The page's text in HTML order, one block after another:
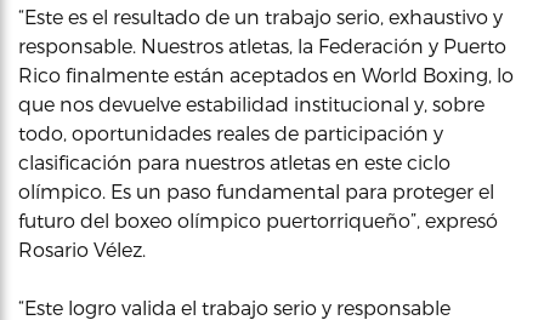
“Este es el resultado de un trabajo serio, exhaustivo y
responsable. Nuestros atletas, la Federación y Puerto
Rico finalmente están aceptados en World Boxing, lo
que nos devuelve estabilidad institucional y, sobre
todo, oportunidades reales de participación y
clasificación para nuestros atletas en este ciclo
olímpico. Es un paso fundamental para proteger el
futuro del boxeo olímpico puertorriqueño”, expresó
Rosario Vélez.
“Este logro valida el trabajo serio y responsable